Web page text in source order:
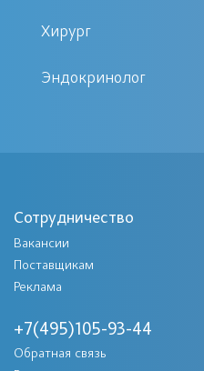
эффективно.
общего состояния,
суставных болей.
Методы для проведения
ЛОР-специалист
два способа
Хирург
Эндокринолог
Сотрудничество
Вакансии
Поставщикам
Реклама
+7(495)105-93-44
Обратная связь